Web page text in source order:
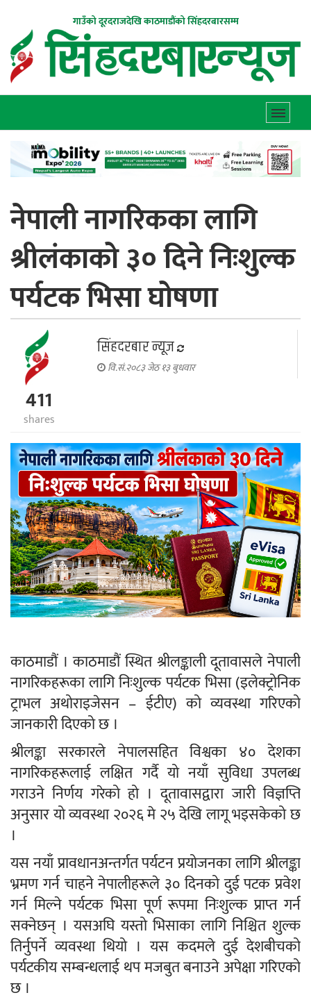
गाउँको दूरदराजदेखि काठमाडौंको सिंहदरबारसम्म
नेपाली नागरिकका लागि
श्रीलंकाको ३० दिने निःशुल्क
पर्यटक भिसा घोषणा
सिंहदरबार न्यूज
वि.सं.२०८३ जेठ १३ बुधवार
411
shares
काठमाडौं । काठमाडौं स्थित श्रीलङ्काली दूतावासले नेपाली
नागरिकहरूका लागि निःशुल्क पर्यटक भिसा (इलेक्ट्रोनिक
ट्राभल अथोराइजेसन – ईटीए) को व्यवस्था गरिएको
जानकारी दिएको छ ।
श्रीलङ्का सरकारले नेपालसहित विश्वका ४० देशका
नागरिकहरूलाई लक्षित गर्दै यो नयाँ सुविधा उपलब्ध
गराउने निर्णय गरेको हो । दूतावासद्वारा जारी विज्ञप्ति
अनुसार यो व्यवस्था २०२६ मे २५ देखि लागू भइसकेको छ
।
यस नयाँ प्रावधानअन्तर्गत पर्यटन प्रयोजनका लागि श्रीलङ्का
भ्रमण गर्न चाहने नेपालीहरूले ३० दिनको दुई पटक प्रवेश
गर्न मिल्ने पर्यटक भिसा पूर्ण रूपमा निःशुल्क प्राप्त गर्न
सक्नेछन् । यसअघि यस्तो भिसाका लागि निश्चित शुल्क
तिर्नुपर्ने व्यवस्था थियो । यस कदमले दुई देशबीचको
पर्यटकीय सम्बन्धलाई थप मजबुत बनाउने अपेक्षा गरिएको
छ ।